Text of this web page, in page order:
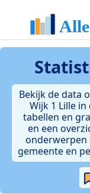
Bekijk de data
Wijk 1 Lille
tabellen en
en een
onderwerpen
gemeente en